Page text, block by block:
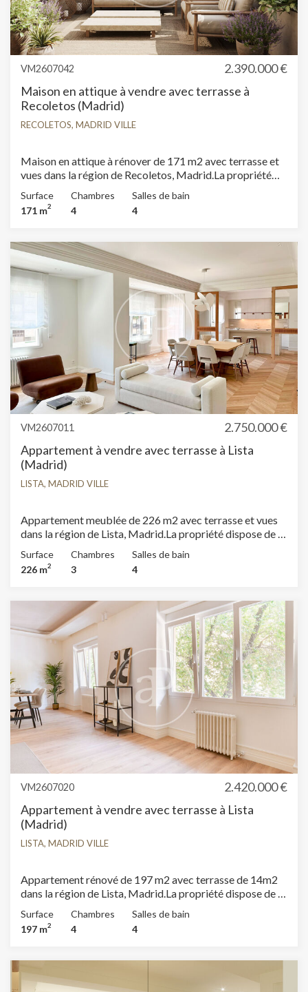
VM2607042
2.390.000 €
Maison en attique à vendre avec terrasse à
Recoletos (Madrid)
RECOLETOS, MADRID VILLE
Maison en attique à rénover de 171 m2 avec terrasse et
vues dans la région de Recoletos, Madrid.La propriété
chauffage et concierge.
Surface
171 m2
Chambres
4
Salles de bain
4
VM2607011
2.750.000 €
Appartement à vendre avec terrasse à Lista
(Madrid)
LISTA, MADRID VILLE
Appartement meublée de 226 m2 avec terrasse et vues
dans la région de Lista, Madrid.La propriété dispose de 3
intégrées, chauffage et concierge.
Surface
226 m2
Chambres
3
Salles de bain
4
VM2607020
2.420.000 €
Appartement à vendre avec terrasse à Lista
(Madrid)
LISTA, MADRID VILLE
Appartement rénové de 197 m2 avec terrasse de 14m2
dans la région de Lista, Madrid.La propriété dispose de 4
climatisation, armoires intégrées, chauffage et
concierge.
Surface
197 m2
Chambres
4
Salles de bain
4